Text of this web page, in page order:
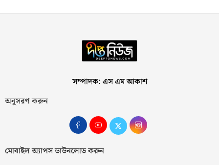
সম্পাদক: এস এম আকাশ
অনুসরণ করুন
মোবাইল অ্যাপস ডাউনলোড করুন